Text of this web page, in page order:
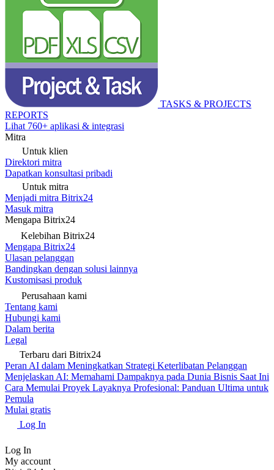
TASKS & PROJECTS
REPORTS
Lihat 760+ aplikasi & integrasi
Mitra
Untuk klien
Direktori mitra
Dapatkan konsultasi pribadi
Untuk mitra
Menjadi mitra Bitrix24
Masuk mitra
Mengapa Bitrix24
Kelebihan Bitrix24
Mengapa Bitrix24
Ulasan pelanggan
Bandingkan dengan solusi lainnya
Kustomisasi produk
Perusahaan kami
Tentang kami
Hubungi kami
Dalam berita
Legal
Terbaru dari Bitrix24
Peran AI dalam Meningkatkan Strategi Keterlibatan Pelanggan
Menjelaskan AI: Memahami Dampaknya pada Dunia Bisnis Saat Ini
Cara Memulai Proyek Layaknya Profesional: Panduan Ultima untuk
Pemula
Mulai gratis
Log In
Log In
My account